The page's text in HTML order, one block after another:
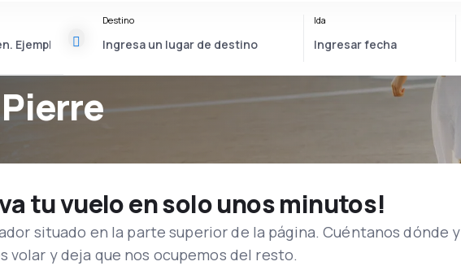
Destino Ida
tu vuelo en solo unos minutos!
situado en la parte superior de la página. Cuéntanos dónde y
volar y deja que nos ocupemos del resto.